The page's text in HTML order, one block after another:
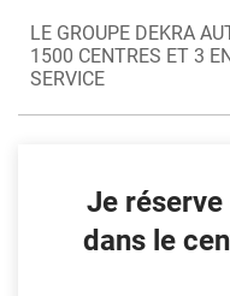
LE GROUPE DEKRA
1500 CENTRES ET 3
SERVICE
Rouergue est une sous-
parmi les localités de la
Votre centre vous propose
Je
dans le